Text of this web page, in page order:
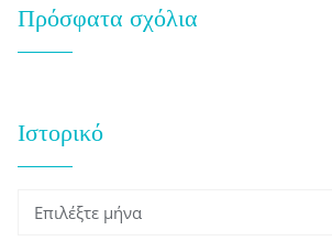
Πρόσφατα σχόλια
Ιστορικό
Ιστορικό